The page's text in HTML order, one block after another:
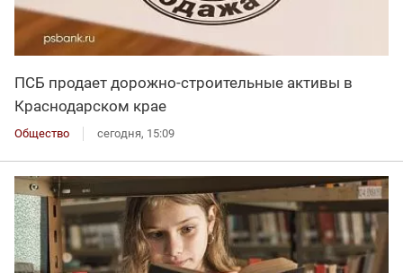
ПСБ продает дорожно-строительные активы в
Краснодарском крае
Общество сегодня, 15:09